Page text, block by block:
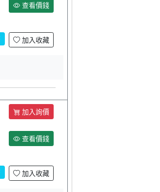
查看價錢
加入收藏
加入詢價
查看價錢
加入收藏